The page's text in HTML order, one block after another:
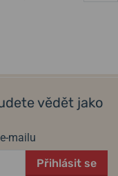
vědět jako
mailu
Přihlásit se